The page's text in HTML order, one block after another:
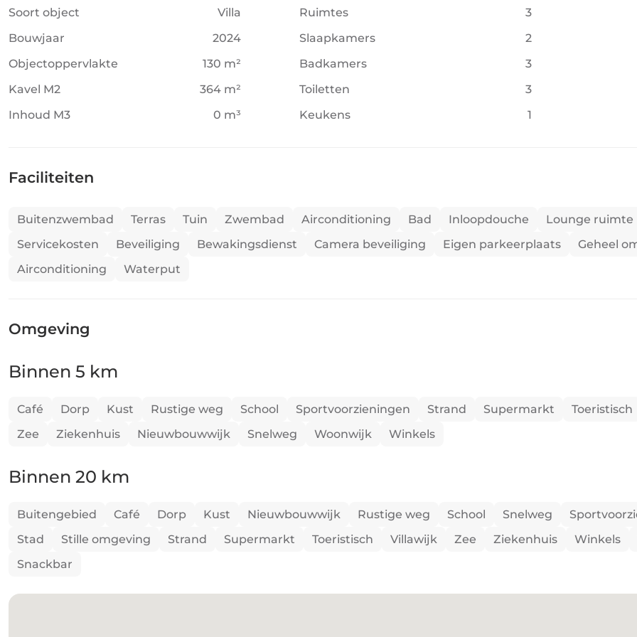
Soort object
Villa
Bouwjaar
2024
Objectoppervlakte
130 m²
Kavel M2
364 m²
Inhoud M3
0 m³
Ruimtes
3
Slaapkamers
2
Badkamers
3
Toiletten
3
Keukens
1
Faciliteiten
Buitenzwembad Terras Tuin Zwembad Airconditioning Bad Inloopdouche
Lounge ruimte
Servicekosten
Beveiliging Bewakingsdienst Camera beveiliging Eigen parkeerplaats
Geheel
Airconditioning
Waterput
Omgeving
Binnen 5 km
Café Dorp Kust Rustige weg School Sportvoorzieningen Strand Supermarkt Toeristisch
Zee
Ziekenhuis Nieuwbouwwijk Snelweg Woonwijk Winkels
Binnen 20 km
Buitengebied Café Dorp Kust Nieuwbouwwijk Rustige weg School Snelweg
Stad
Stille omgeving Strand Supermarkt Toeristisch Villawijk Zee Ziekenhuis Winkels
Snackbar